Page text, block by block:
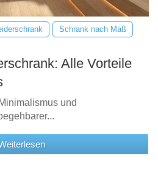
Schrank nach Maß
Alle Vorteile
und